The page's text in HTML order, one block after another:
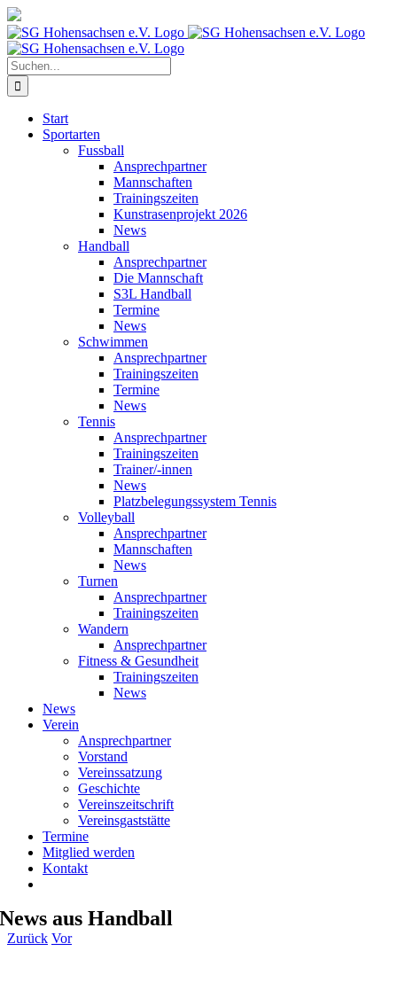
Zum
Inhalt
springen
Suche
nach:
Start
Sportarten
Fussball
Ansprechpartner
Mannschaften
Trainingszeiten
Kunstrasenprojekt 2026
News
Handball
Ansprechpartner
Die Mannschaft
S3L Handball
Termine
News
Schwimmen
Ansprechpartner
Trainingszeiten
Termine
News
Tennis
Ansprechpartner
Trainingszeiten
Trainer/-innen
News
Platzbelegungssystem Tennis
Volleyball
Ansprechpartner
Mannschaften
News
Turnen
Ansprechpartner
Trainingszeiten
Wandern
Ansprechpartner
Fitness & Gesundheit
Trainingszeiten
News
News
Verein
Ansprechpartner
Vorstand
Vereinssatzung
Geschichte
Vereinszeitschrift
Vereinsgaststätte
Termine
Mitglied werden
Kontakt
News aus Handball
Zurück Vor